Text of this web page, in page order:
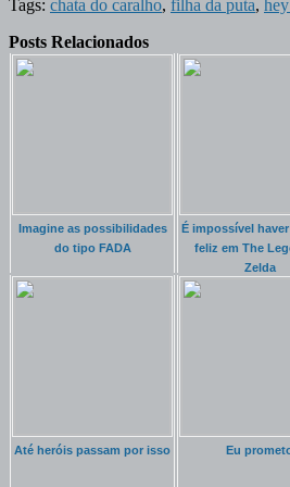
Tags: chata do caralho, filha da puta,
Posts Relacionados
Imagine as possibilidades
do tipo FADA
É impossível
feliz em The
Zelda
Até heróis passam por isso Eu